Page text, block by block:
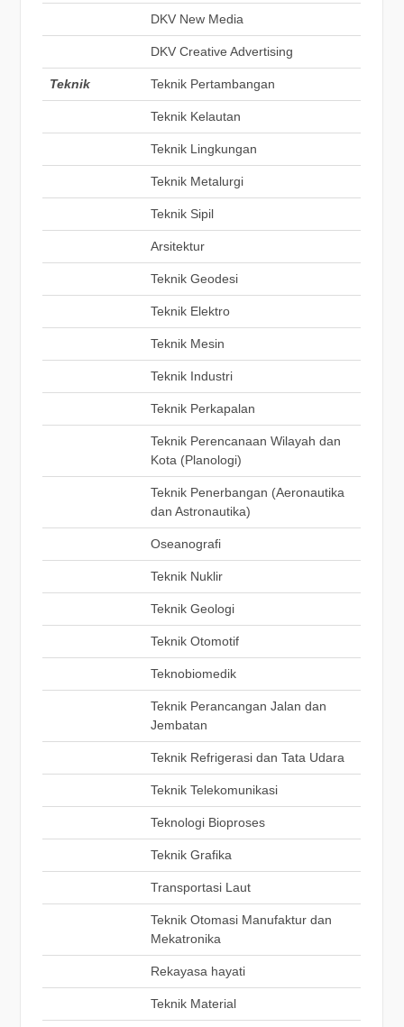
DKV New Media
DKV Creative Advertising
Teknik Teknik Pertambangan
Teknik Kelautan
Teknik Lingkungan
Teknik Metalurgi
Teknik Sipil
Arsitektur
Teknik Geodesi
Teknik Elektro
Teknik Mesin
Teknik Industri
Teknik Perkapalan
Teknik Perencanaan Wilayah dan
Kota (Planologi)
Teknik Penerbangan (Aeronautika
dan Astronautika)
Oseanografi
Teknik Nuklir
Teknik Geologi
Teknik Otomotif
Teknobiomedik
Teknik Perancangan Jalan dan
Jembatan
Teknik Refrigerasi dan Tata Udara
Teknik Telekomunikasi
Teknologi Bioproses
Teknik Grafika
Transportasi Laut
Teknik Otomasi Manufaktur dan
Mekatronika
Rekayasa hayati
Teknik Material